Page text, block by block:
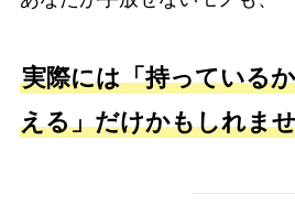
実際には「持っている
える」だけかもしれま